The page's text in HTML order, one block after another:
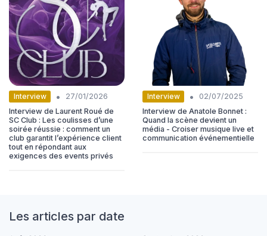
Interview •
27/01/2026
Interview de Laurent Roué de
SC Club : Les coulisses d’une
soirée réussie : comment un
club garantit l’expérience client
tout en répondant aux
exigences des events privés
Interview •
02/07/2025
Interview de Anatole Bonnet :
Quand la scène devient un
média - Croiser musique live et
communication événementielle
Les articles par date